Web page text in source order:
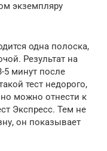
экземпляру
одна полоска,
Результат на
5 минут после
тест недорого,
можно отнести к
Экспресс. Тем не
он показывает